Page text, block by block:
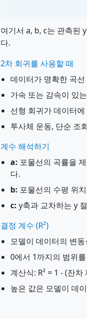
여기서 a, b, c는 관측된
다.
2차 회귀를 사용할 때
데이터가 명확한 곡
가속 또는 감속이 있
선형 회귀가 데이터
투사체 운동, 단순 조
계수 해석하기
a: 포물선의 곡률을
다.
b: 포물선의 수평 위
c: y축과 교차하는 y
결정 계수 (R²)
모델이 데이터의 변
0에서 1까지의 범위
계산식: R² = 1 - (잔
높은 값은 모델이 데